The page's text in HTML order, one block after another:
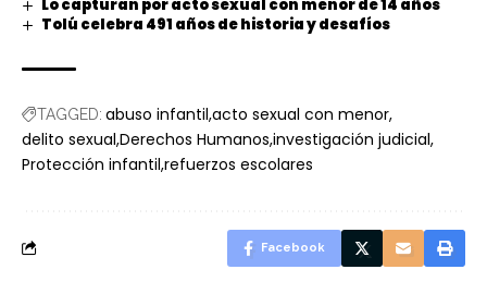
Lo capturan por acto sexual con menor de 14 años
Tolú celebra 491 años de historia y desafíos
TAGGED: abuso infantil acto sexual con menor
delito sexual Derechos Humanos investigación judicial
Protección infantil refuerzos escolares
Facebook